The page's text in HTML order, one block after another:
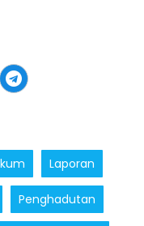
Laporan
Penghadutan